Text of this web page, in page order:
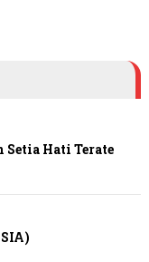
Setia Hati Terate